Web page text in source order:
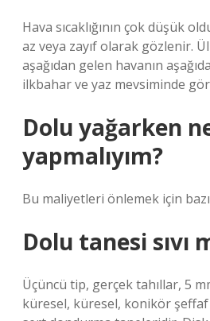
Hava sıcaklığının çok düşük
az veya zayıf olarak gözlenir.
aşağıdan gelen havanın
ilkbahar ve yaz mevsiminde
Dolu yağarken
yapmalıyım?
Bu maliyetleri önlemek için
Dolu tanesi sıvı
Üçüncü tip, gerçek tahıllar, 5
küresel, küresel, konikör şeffaf